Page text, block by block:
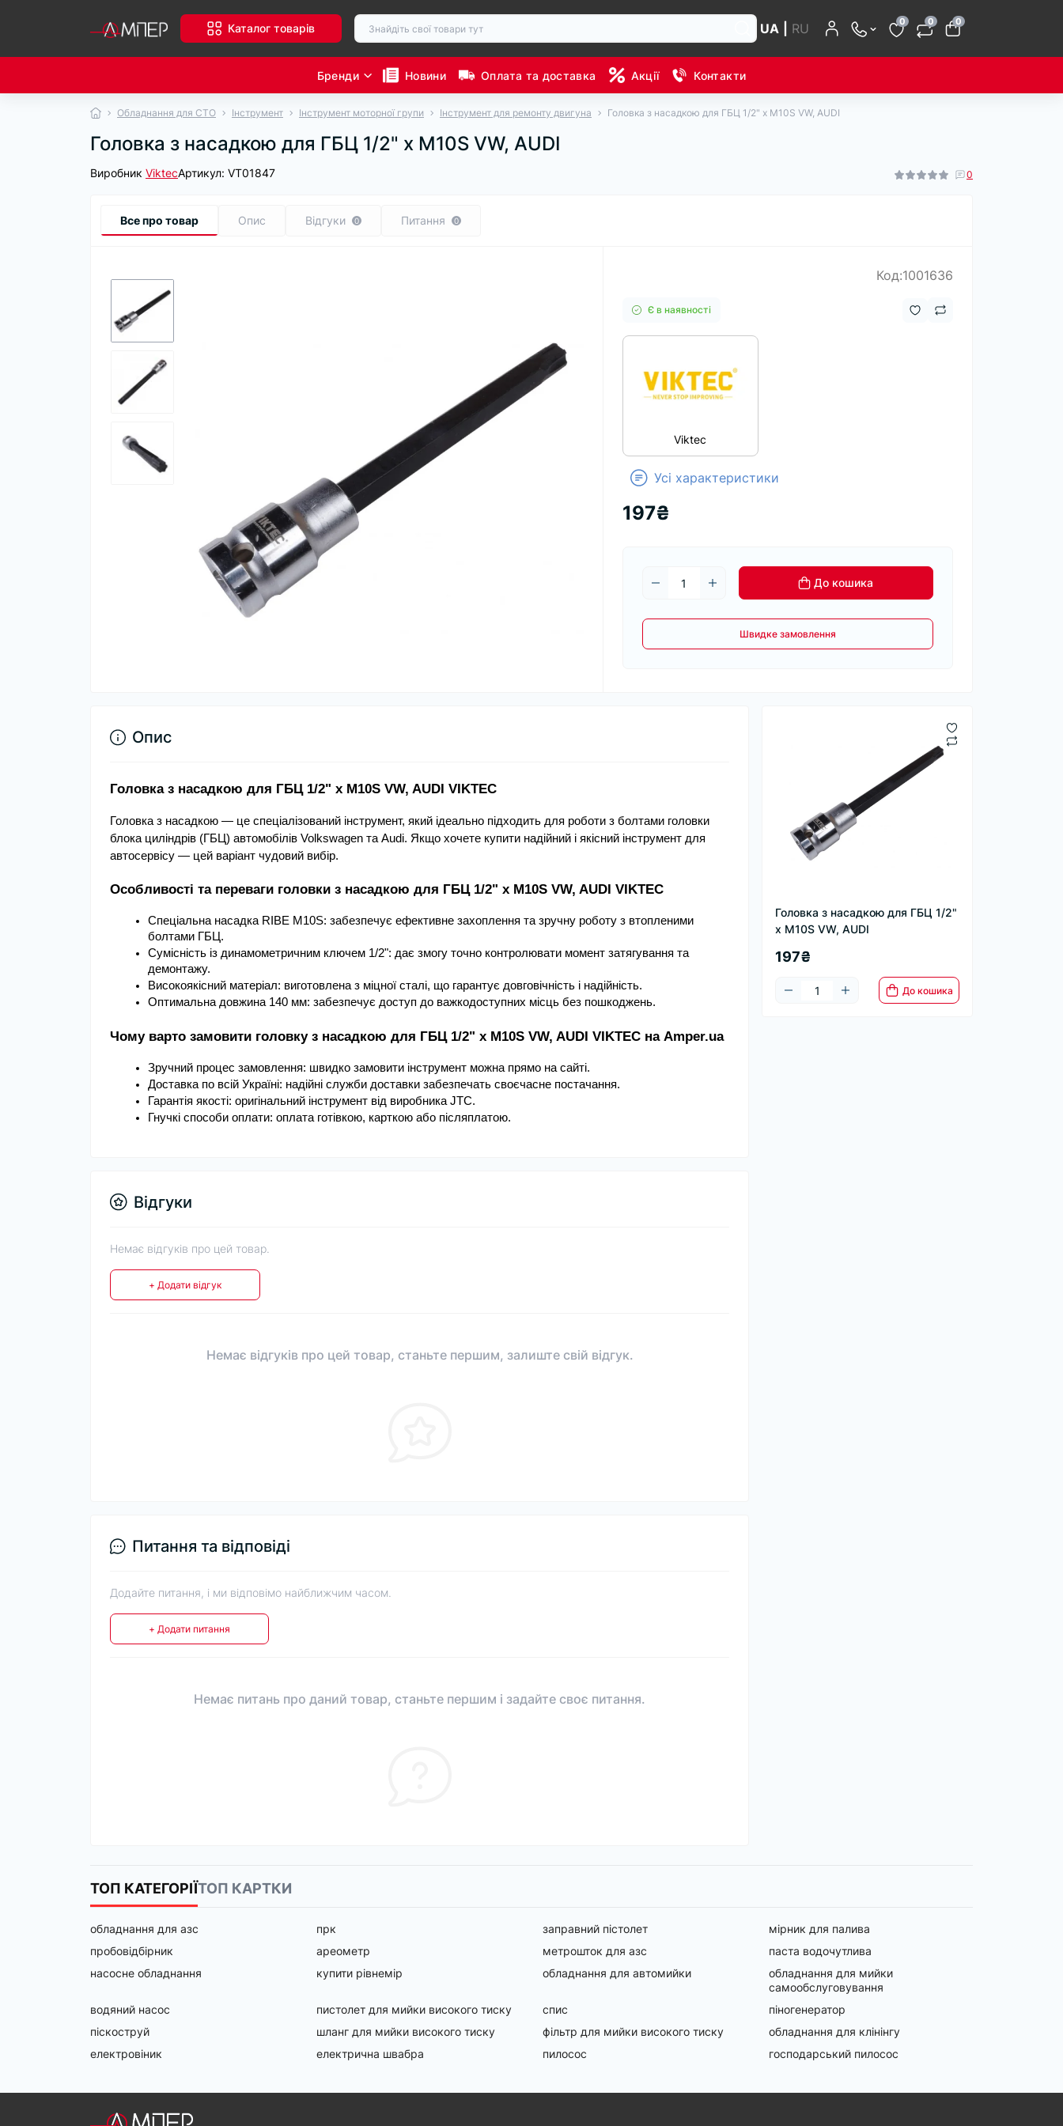
Каталог товарів UA RU 0 0 0
Бренди Новини Оплата та доставка Акції Контакти
Обладнання для СТО Інструмент Інструмент моторної групи Інструмент для ремонту двигуна Головка з насадкою для ГБЦ 1/2" х M10S VW, AUDI
Головка з насадкою для ГБЦ 1/2" х M10S VW, AUDI
Виробник ViktecАртикул: VT01847 0
Все про товар Опис Відгуки 0 Питання 0
Код:1001636
Є в наявності
Viktec
Усі характеристики
197₴
До кошика
Швидке замовлення
Головка з насадкою для ГБЦ 1/2"
х M10S VW, AUDI
197₴
До кошика
Опис
Головка з насадкою для ГБЦ 1/2" х M10S VW, AUDI VIKTEC
Головка з насадкою — це спеціалізований інструмент, який ідеально підходить для роботи з болтами головки
блока циліндрів (ГБЦ) автомобілів Volkswagen та Audi. Якщо хочете купити надійний і якісний інструмент для
автосервісу — цей варіант чудовий вибір.
Особливості та переваги головки з насадкою для ГБЦ 1/2" х M10S VW, AUDI VIKTEC
Спеціальна насадка RIBE M10S: забезпечує ефективне захоплення та зручну роботу з втопленими
болтами ГБЦ.
Сумісність із динамометричним ключем 1/2": дає змогу точно контролювати момент затягування та
демонтажу.
Високоякісний матеріал: виготовлена з міцної сталі, що гарантує довговічність і надійність.
Оптимальна довжина 140 мм: забезпечує доступ до важкодоступних місць без пошкоджень.
Чому варто замовити головку з насадкою для ГБЦ 1/2" х M10S VW, AUDI VIKTEC на Amper.ua
Зручний процес замовлення: швидко замовити інструмент можна прямо на сайті.
Доставка по всій Україні: надійні служби доставки забезпечать своєчасне постачання.
Гарантія якості: оригінальний інструмент від виробника JTC.
Гнучкі способи оплати: оплата готівкою, карткою або післяплатою.
Відгуки
Немає відгуків про цей товар.
+ Додати відгук
Немає відгуків про цей товар, станьте першим, залиште свій відгук.
Питання та відповіді
Додайте питання, і ми відповімо найближчим часом.
+ Додати питання
Немає питань про даний товар, станьте першим і задайте своє питання.
ТОП КАТЕГОРІЇТОП КАРТКИ
обладнання для азс прк заправний пістолет
мірник для палива
пробовідбірник
ареометр метрошток для азс
паста водочутлива
насосне обладнання
купити рівнемір обладнання для автомийки
обладнання для мийки
самообслуговування
водяний насос
пистолет для мийки високого тиску спис
піногенератор
піскоструй
шланг для мийки високого тиску фільтр для мийки високого тиску
обладнання для клінінгу
електровіник
електрична швабра пилосос господарський пилосос